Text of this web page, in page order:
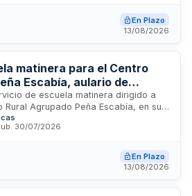
dos años, prorrogable por otros
procedimiento abierto
En Plazo
13/08/2026
matinera para el Centro
Escabía, aulario de
de escuela matinera dirigido a
Rural Agrupado Peña Escabía, en su
El adjudicatario deberá prestar
de educación en horario
del servicio mediante personal
se realizará mensualmente
30/07/2026
En Plazo
13/08/2026